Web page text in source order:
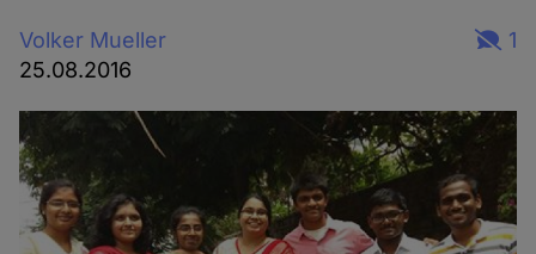
Volker Mueller
25.08.2016
1